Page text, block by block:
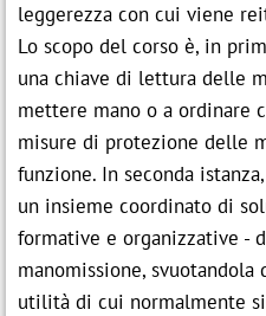
leggerezza con cui viene
Lo scopo del corso è, in
una chiave di lettura delle
mettere mano o a ordinare
misure di protezione delle
funzione. In seconda
un insieme coordinato di
formative e organizzative -
manomissione,
utilità di cui normalmente
p contatti@festo.com

cell +39 335 103 8822